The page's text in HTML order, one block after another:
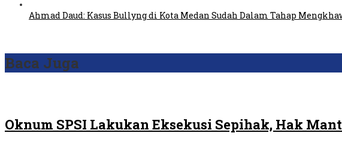
Ahmad Daud: Kasus Bullyng di Kota Medan Sudah Dalam Tahap
Baca Juga
Oknum SPSI Lakukan Eksekusi Sepihak, Hak